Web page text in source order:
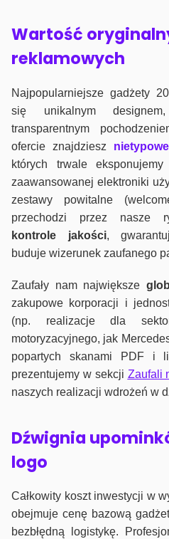
Wartość
reklamowych
Najpopularniejsze gadżety
się unikalnym
transparentnym
ofercie znajdziesz
których trwale
zaawansowanej elektroniki
zestawy powitalne
przechodzi przez nasze
kontrole jakości,
buduje wizerunek zaufanego
Zaufały nam największe
zakupowe korporacji i
(np. realizacje dla
motoryzacyjnego, jak
popartych skanami PDF i
prezentujemy w sekcji Zaufali
naszych realizacji wdrożeń w
Dźwignia
logo
Całkowity koszt inwestycji w
obejmuje cenę bazową
bezbłędną logistykę.